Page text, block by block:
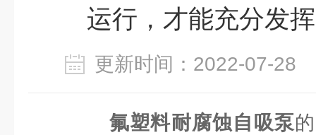
运行，才能充分发
更新时间：2022-07-
氟塑料耐腐蚀自吸泵